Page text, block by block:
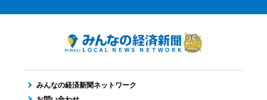
みんなの経済新聞ネットワーク